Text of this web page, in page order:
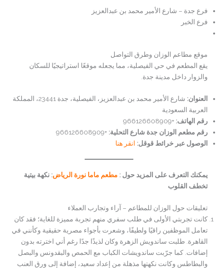
فرع جدة – شارع الأمير محمد بن عبدالعزيز
فرع الخبر
موقع مطاعم الوزان وطرق التواصل
يقع المطعم في حي الفيصلية، مما يجعله موقعًا استراتيجيًا للسكان
والزوار داخل مدينة جدة.
العنوان:
شارع الأمير محمد بن عبدالعزيز، الفيصلية، جدة 23441، المملكة
العربية السعودية
رقم الهاتف: +966126608909
رقم مطعم الوزان جدة شارع التحلية: +966126608909
الوصول عبر خرائط قوقل: انقر هنا
يمكنك التعرف على المزيد حول : مطعم ماما نورة الرياض: نكهة بيتية
تخطف القلوب
تعليقات حول الوزان للمطاعم – آراء وتجارب العملاء
كانت تجربتي الأولى في طلب سفري منهم تجربة مميزة للغاية؛ فقد كان
تعامل الموظفين راقيًا ولطيفًا، وشعرت بأجواء مصرية حقيقية وكأنني في
القاهرة. طلبت ساندويش الزهرة وكان لذيذًا جدًا رغم أني اخترته بدون
إضافات. كما جرّبت ساندويشات الكباب مع الحمص والبقدونس والبصل
والبطاطس وكانت نكهتها مذهلة من إعداد سعيد، إضافة إلى ورق العنب